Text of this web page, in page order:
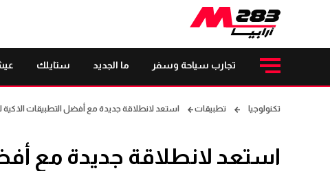
تجارب سياحة وسفر ما الجديد ستايلك
تكنولوجيا تطبيقات استعد لانطلاقة جديدة مع أفضل التطبيقات الذكية
استعد لانطلاقة جديدة مع